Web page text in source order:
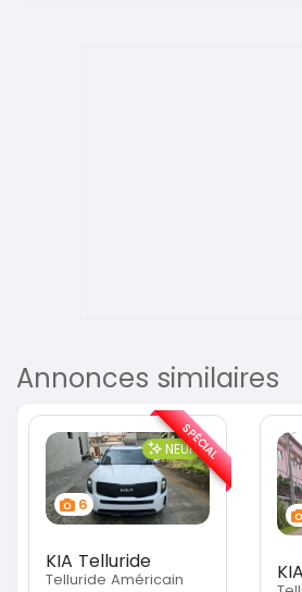
Annonces similaires
6
NEUF
KIA Telluride
Telluride Américain
SPÉCIAL